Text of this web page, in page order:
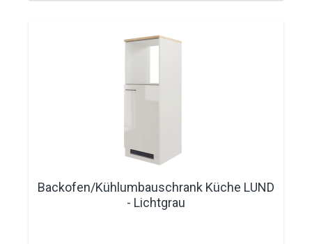
Backofen/Kühlumbauschrank Küche LUND
- Lichtgrau